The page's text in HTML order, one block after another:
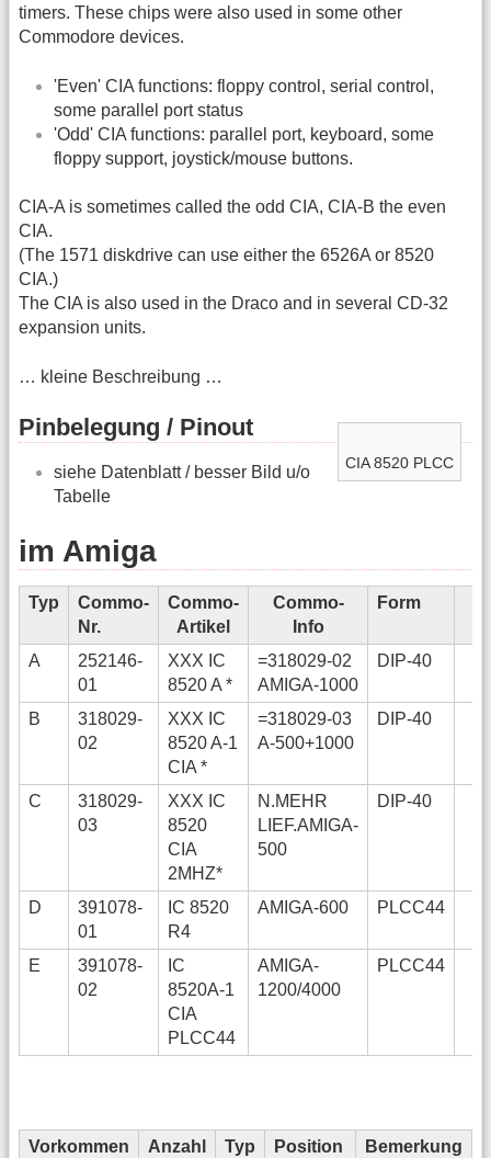
timers. These chips were also used in some other
Commodore devices.
'Even' CIA functions: floppy control, serial control,
some parallel port status
'Odd' CIA functions: parallel port, keyboard, some
floppy support, joystick/mouse buttons.
CIA-A is sometimes called the odd CIA, CIA-B the even
CIA.
(The 1571 diskdrive can use either the 6526A or 8520
CIA.)
The CIA is also used in the Draco and in several CD-32
expansion units.
… kleine Beschreibung …
CIA 8520 PLCC
Pinbelegung / Pinout
siehe Datenblatt / besser Bild u/o
Tabelle
im Amiga
Typ
Commo-
Nr.
Commo-
Artikel
Commo-
Info
Form
A
252146-
01
XXX IC
8520 A *
=318029-02
AMIGA-1000
DIP-40
B
318029-
02
XXX IC
8520 A-1
CIA *
=318029-03
A-500+1000
DIP-40
C
318029-
03
XXX IC
8520
CIA
2MHZ*
N.MEHR
LIEF.AMIGA-
500
DIP-40
D
391078-
01
IC 8520
R4
AMIGA-600 PLCC44
E
391078-
02
IC
8520A-1
CIA
PLCC44
AMIGA-
1200/4000
PLCC44
Vorkommen Anzahl Typ Position
Bemerkung